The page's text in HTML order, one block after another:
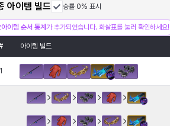
아이템 빌드 승률 0% 표시
아이템 순서 통계 가 추가되었습니다. 화살표를 눌러 확인하세요!
아이템 빌드
1